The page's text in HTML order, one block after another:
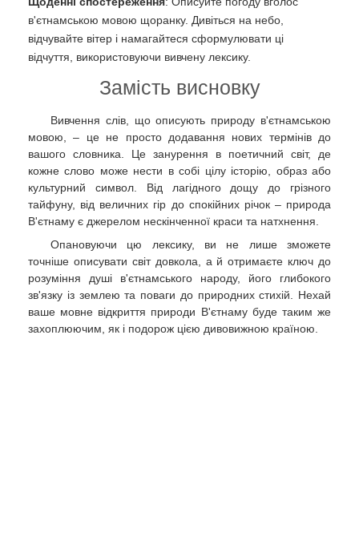
в'єтнамською мовою щоранку. Дивіться на небо,
відчувайте вітер і намагайтеся сформулювати ці
відчуття, використовуючи вивчену лексику.
Замість висновку
Вивчення слів, що описують природу в'єтнамською
мовою, – це не просто додавання нових термінів до
вашого словника. Це занурення в поетичний світ, де
кожне слово може нести в собі цілу історію, образ або
культурний символ. Від лагідного дощу до грізного
тайфуну, від величних гір до спокійних річок – природа
В'єтнаму є джерелом нескінченної краси та натхнення.
Опановуючи цю лексику, ви не лише зможете
точніше описувати світ довкола, а й отримаєте ключ до
розуміння душі в'єтнамського народу, його глибокого
зв'язку із землею та поваги до природних стихій. Нехай
ваше мовне відкриття природи В'єтнаму буде таким же
захоплюючим, як і подорож цією дивовижною країною.